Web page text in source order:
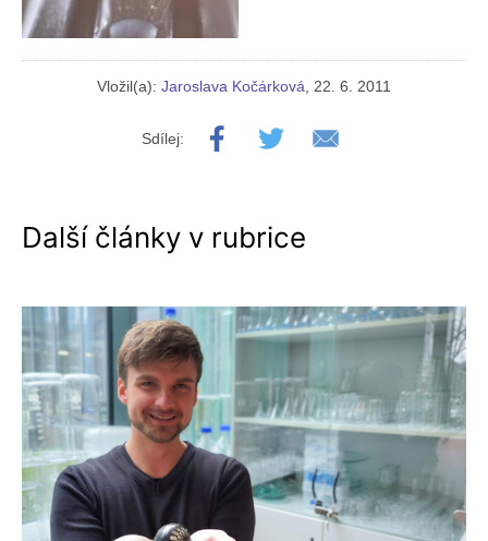
Vložil(a): Jaroslava Kočárková, 22. 6. 2011
Sdílej:
Další články v rubrice